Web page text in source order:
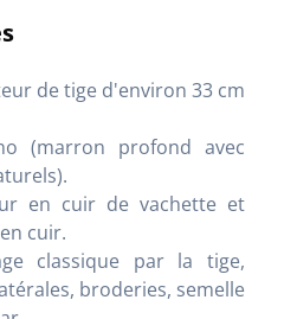
de tige d'environ 33 cm
(marron profond avec
en cuir de vachette et
cuir.
classique par la tige,
broderies, semelle